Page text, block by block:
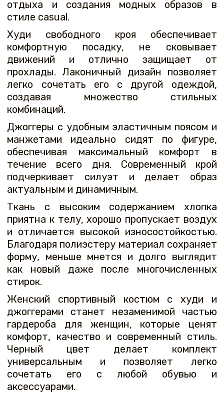
отдыха и создания модных образов в
стиле casual.
Худи свободного кроя обеспечивает
комфортную посадку, не сковывает
движений и отлично защищает от
прохлады. Лаконичный дизайн позволяет
легко сочетать его с другой одеждой,
создавая множество стильных
комбинаций.
Джоггеры с удобным эластичным поясом и
манжетами идеально сидят по фигуре,
обеспечивая максимальный комфорт в
течение всего дня. Современный крой
подчеркивает силуэт и делает образ
актуальным и динамичным.
Ткань с высоким содержанием хлопка
приятна к телу, хорошо пропускает воздух
и отличается высокой износостойкостью.
Благодаря полиэстеру материал сохраняет
форму, меньше мнется и долго выглядит
как новый даже после многочисленных
стирок.
Женский спортивный костюм с худи и
джоггерами станет незаменимой частью
гардероба для женщин, которые ценят
комфорт, качество и современный стиль.
Черный цвет делает комплект
универсальным и позволяет легко
сочетать его с любой обувью и
аксессуарами.